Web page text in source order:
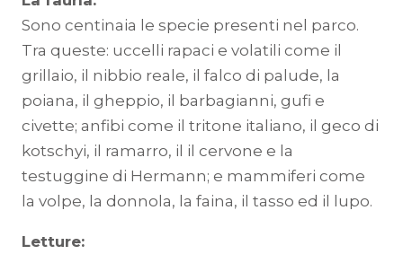
Sono centinaia le specie presenti nel parco.
Tra queste: uccelli rapaci e volatili come il
grillaio, il nibbio reale, il falco di palude, la
poiana, il gheppio, il barbagianni, gufi e
civette; anfibi come il tritone italiano, il geco di
kotschyi, il ramarro, il il cervone e la
testuggine di Hermann; e mammiferi come
la volpe, la donnola, la faina, il tasso ed il lupo.
Letture: